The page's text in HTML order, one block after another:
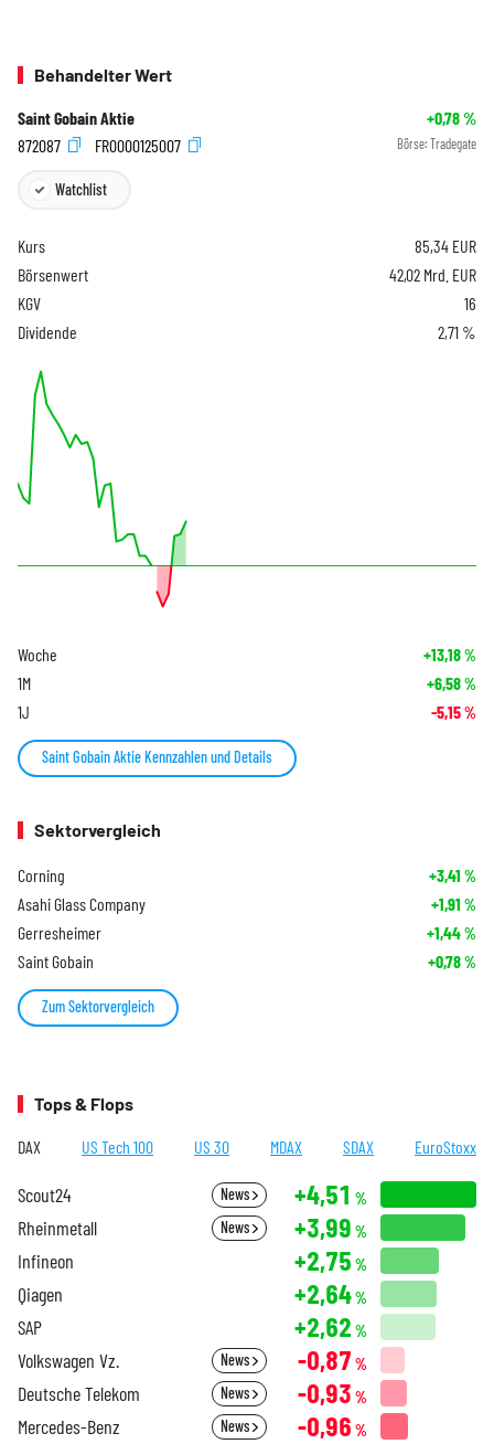
Behandelter Wert
Saint Gobain Aktie +0,78%
872087
FR0000125007 Börse: Tradegate
Watchlist
Kurs 85,34 EUR
Börsenwert
42,02 Mrd. EUR
KGV
16
Dividende
2,71 %
Woche +13,18%
1M +6,58%
1J -5,15%
Saint Gobain Aktie Kennzahlen und Details
Sektorvergleich
Corning +3,41 %
Asahi Glass Company +1,91 %
Gerresheimer +1,44%
Saint Gobain +0,78%
Zum Sektorvergleich
Tops & Flops
DAX US Tech 100 US 30 MDAX SDAX EuroStoxx
Scout24 News +4,51 %
Rheinmetall News +3,99 %
Infineon +2,75 %
Qiagen +2,64%
SAP +2,62 %
Volkswagen Vz. News -0,87 %
Deutsche Telekom News -0,93 %
Mercedes-Benz News -0,96 %